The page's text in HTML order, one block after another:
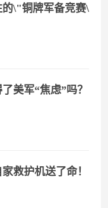
\"铜牌军备竞赛\"
美军“焦虑”吗？
救护机送了命！